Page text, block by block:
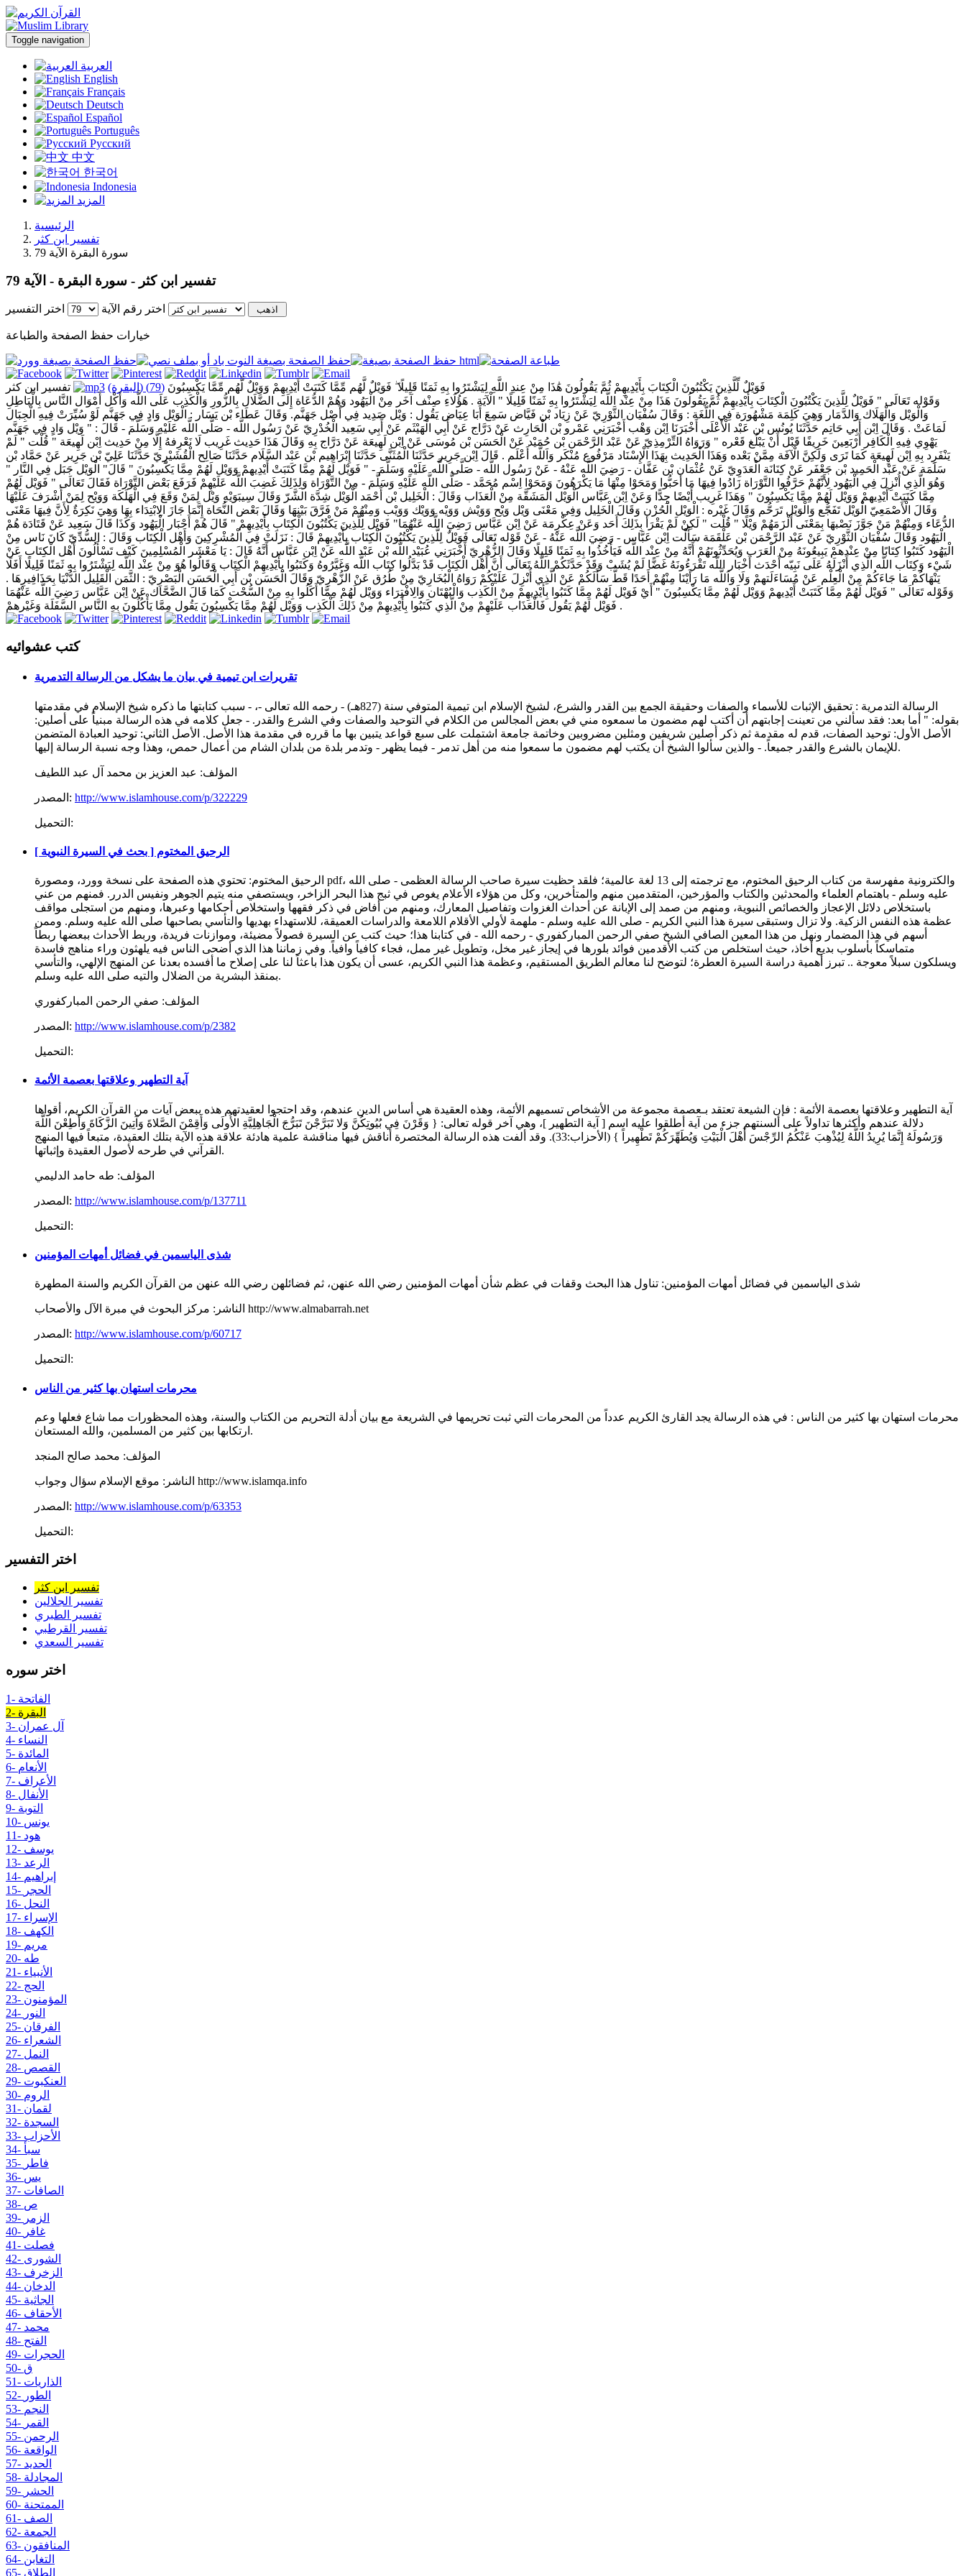
Toggle navigation
العربية
English
Français
Deutsch
Español
Português
Русский
中文
한국어
Indonesia
المزيد
الرئيسية
تفسير ابن كثر
سورة البقرة الآية 79
تفسير ابن كثر - سورة البقرة - الآية 79
اختر رقم الآية اختر التفسير
خيارات حفظ الصفحة والطباعة
فَوَيْلٌ لِّلَّذِينَ يَكْتُبُونَ الْكِتَابَ بِأَيْدِيهِمْ ثُمَّ يَقُولُونَ هَٰذَا مِنْ عِندِ اللَّهِ لِيَشْتَرُوا بِهِ ثَمَنًا قَلِيلًا ۖ فَوَيْلٌ لَّهُم مِّمَّا كَتَبَتْ أَيْدِيهِمْ وَوَيْلٌ لَّهُم مِّمَّا يَكْسِبُونَ (79) (البقرة)
تفسير ابن كثر
وَقَوْله تَعَالَى " فَوَيْلٌ لِلَّذِينَ يَكْتُبُونَ الْكِتَابَ بِأَيْدِيهِمْ ثُمَّ يَقُولُونَ هَذَا مِنْ عِنْد اللَّه لِيَشْتَرُوا بِهِ ثَمَنًا قَلِيلًا " الْآيَة . هَؤُلَاءِ صِنْف آخَر مِنْ الْيَهُود وَهُمْ الدُّعَاة إِلَى الضَّلَال بِالزُّورِ وَالْكَذِب عَلَى اللَّه وَأَكْل أَمْوَال النَّاس بِالْبَاطِلِ
وَالْوَيْل وَالْهَلَاك وَالدَّمَار وَهِيَ كَلِمَة مَشْهُورَة فِي اللُّغَة : وَقَالَ سُفْيَان الثَّوْرِيّ عَنْ زِيَاد بْن فَيَّاض سَمِعَ أَبَا عِيَاض يَقُول : وَيْل صَدِيد فِي أَصْل جَهَنَّم. وَقَالَ عَطَاء بْن يَسَار : الْوَيْل وَادٍ فِي جَهَنَّم لَوْ سُيِّرَتْ فِيهِ الْجِبَال
لَمَاعَتْ . وَقَالَ اِبْن أَبِي حَاتِم حَدَّثَنَا يُونُس بْن عَبْد الْأَعْلَى أَخْبَرَنَا اِبْن وَهْب أَخْبَرَنِي عَمْرو بْن الْحَارِث عَنْ دَرَّاج عَنْ أَبِي الْهَيْثَم عَنْ أَبِي سَعِيد الْخُدْرِيّ عَنْ رَسُول اللَّه - صَلَّى اللَّه عَلَيْهِ وَسَلَّمَ - قَالَ : " وَيْل وَادٍ فِي جَهَنَّم
يَهْوِي فِيهِ الْكَافِر أَرْبَعِينَ خَرِيفًا قَبْل أَنْ يَبْلُغ قَعْره " وَرَوَاهُ التِّرْمِذِيّ عَنْ عَبْد الرَّحْمَن بْن حُمَيْد عَنْ الْحَسَن بْن مُوسَى عَنْ اِبْن لَهِيعَة عَنْ دَرَّاج بِهِ وَقَالَ هَذَا حَدِيث غَرِيب لَا نَعْرِفهُ إِلَّا مِنْ حَدِيث اِبْن لَهِيعَة " قُلْت " لَمْ
يَنْفَرِد بِهِ اِبْن لَهِيعَة كَمَا تَرَى وَلَكِنَّ الْآفَة مِمَّنْ بَعْده وَهَذَا الْحَدِيث بِهَذَا الْإِسْنَاد مَرْفُوع مُنْكَر وَاَللَّه أَعْلَم . قَالَ اِبْن جَرِير حَدَّثَنَا الْمُثَنَّى حَدَّثَنَا إِبْرَاهِيم بْن عَبْد السَّلَام حَدَّثَنَا صَالِح الْقُشَيْرِيّ حَدَّثَنَا عَلِيّ بْن جَرِير عَنْ حَمَّاد بْن
سَلَمَة عَنْ عَبْد الْحَمِيد بْن جَعْفَر عَنْ كِنَانَة الْعَدَوِيّ عَنْ عُثْمَان بْن عَفَّان - رَضِيَ اللَّه عَنْهُ - عَنْ رَسُول اللَّه - صَلَّى اللَّه عَلَيْهِ وَسَلَّمَ - " فَوَيْل لَهُمْ مِمَّا كَتَبَتْ أَيْدِيهمْ وَوَيْل لَهُمْ مِمَّا يَكْسِبُونَ " قَالَ" الْوَيْل جَبَل فِي النَّار "
وَهُوَ الَّذِي أُنْزِلَ فِي الْيَهُود لِأَنَّهُمْ حَرَّفُوا التَّوْرَاة زَادُوا فِيهَا مَا أَحَبُّوا وَمَحَوْا مِنْهَا مَا يَكْرَهُونَ وَمَحَوْا اِسْم مُحَمَّد - صَلَّى اللَّه عَلَيْهِ وَسَلَّمَ - مِنْ التَّوْرَاة وَلِذَلِكَ غَضِبَ اللَّه عَلَيْهِمْ فَرَفَعَ بَعْض التَّوْرَاة فَقَالَ تَعَالَى " فَوَيْل لَهُمْ
مِمَّا كَتَبَتْ أَيْدِيهمْ وَوَيْل لَهُمْ مِمَّا يَكْسِبُونَ " وَهَذَا غَرِيب أَيْضًا جِدًّا وَعَنْ اِبْن عَبَّاس الْوَيْل الْمَشَقَّة مِنْ الْعَذَاب وَقَالَ : الْخَلِيل بْن أَحْمَد الْوَيْل شِدَّة الشَّرّ وَقَالَ سِيبَوَيْهِ وَيْل لِمَنْ وَقَعَ فِي الْهَلَكَة وَوَيْح لِمَنْ أَشْرَفَ عَلَيْهَا
وَقَالَ الْأَصْمَعِيّ الْوَيْل تَفَجُّع وَالْوَيْل تَرَحُّم وَقَالَ غَيْره : الْوَيْل الْحُزْن وَقَالَ الْخَلِيل وَفِي مَعْنَى وَيْل وَيْح وَوَيْش وَوَيْه وَوَيْك وَوَيْب وَمِنْهُمْ مَنْ فَرَّقَ بَيْنهَا وَقَالَ بَعْض النُّحَاة إِنَّمَا جَازَ الِابْتِدَاء بِهَا وَهِيَ نَكِرَةٌ لِأَنَّ فِيهَا مَعْنَى
الدُّعَاء وَمِنْهُمْ مَنْ جَوَّزَ نَصْبهَا بِمَعْنَى أَلْزَمَهُمْ وَيْلًا " قُلْت " لَكِنْ لَمْ يَقْرَأ بِذَلِكَ أَحَد وَعَنْ عِكْرِمَة عَنْ اِبْن عَبَّاس رَضِيَ اللَّه عَنْهُمَا" فَوَيْل لِلَّذِينَ يَكْتُبُونَ الْكِتَاب بِأَيْدِيهِمْ " قَالَ هُمْ أَحْبَار الْيَهُود وَكَذَا قَالَ سَعِيد عَنْ قَتَادَة هُمْ
الْيَهُود وَقَالَ سُفْيَان الثَّوْرِيّ عَنْ عَبْد الرَّحْمَن بْن عَلْقَمَة سَأَلْت اِبْن عَبَّاس - رَضِيَ اللَّه عَنْهُ - عَنْ قَوْله تَعَالَى فَوَيْلٌ لِلَّذِينَ يَكْتُبُونَ الْكِتَاب بِأَيْدِيهِمْ قَالَ : نَزَلَتْ فِي الْمُشْرِكِينَ وَأَهْل الْكِتَاب وَقَالَ : السُّدِّيّ كَانَ نَاس مِنْ
الْيَهُود كَتَبُوا كِتَابًا مِنْ عِنْدهمْ يَبِيعُونَهُ مِنْ الْعَرَب وَيُحَدِّثُونَهُمْ أَنَّهُ مِنْ عِنْد اللَّه فَيَأْخُذُوا بِهِ ثَمَنًا قَلِيلًا وَقَالَ الزُّهْرِيّ أَخْبَرَنِي عُبَيْد اللَّه بْن عَبْد اللَّه عَنْ اِبْن عَبَّاس أَنَّهُ قَالَ : يَا مَعْشَر الْمُسْلِمِينَ كَيْف تَسْأَلُونَ أَهْل الْكِتَاب عَنْ
شَيْء وَكِتَاب اللَّه الَّذِي أَنْزَلَهُ عَلَى نَبِيّه أَحْدَث أَخْبَار اللَّه تَقْرَءُونَهُ غَضًّا لَمْ يُشَبْ وَقَدْ حَدَّثَكُمْ اللَّهُ تَعَالَى أَنَّ أَهْل الْكِتَاب قَدْ بَدَّلُوا كِتَاب اللَّه وَغَيَّرُوهُ وَكَتَبُوا بِأَيْدِيهِمْ الْكِتَاب وَقَالُوا هُوَ مِنْ عِنْد اللَّه لِيَشْتَرُوا بِهِ ثَمَنًا قَلِيلًا أَفَلَا
يَنْهَاكُمْ مَا جَاءَكُمْ مِنْ الْعِلْم عَنْ مُسَاءَلَتهمْ وَلَا وَاَللَّه مَا رَأَيْنَا مِنْهُمْ أَحَدًا قَطُّ سَأَلَكُمْ عَنْ الَّذِي أُنْزِلَ عَلَيْكُمْ رَوَاهُ الْبُخَارِيّ مِنْ طُرُق عَنْ الزُّهْرِيّ وَقَالَ الْحَسَن بْن أَبِي الْحَسَن الْبَصْرِيّ : الثَّمَن الْقَلِيل الدُّنْيَا بِحَذَافِيرِهَا .
وَقَوْله تَعَالَى " فَوَيْل لَهُمْ مِمَّا كَتَبَتْ أَيْدِيهمْ وَوَيْل لَهُمْ مِمَّا يَكْسِبُونَ " أَيْ فَوَيْل لَهُمْ مِمَّا كَتَبُوا بِأَيْدِيهِمْ مِنْ الْكَذِب وَالْبُهْتَان وَالِافْتِرَاء وَوَيْل لَهُمْ مِمَّا أَكَلُوا بِهِ مِنْ السُّحْت كَمَا قَالَ الضَّحَّاك عَنْ اِبْن عَبَّاس رَضِيَ اللَّه عَنْهُمَا
فَوَيْل لَهُمْ يَقُول فَالْعَذَاب عَلَيْهِمْ مِنْ الَّذِي كَتَبُوا بِأَيْدِيهِمْ مِنْ ذَلِكَ الْكَذِب وَوَيْل لَهُمْ مِمَّا يَكْسِبُونَ يَقُول مِمَّا يَأْكُلُونَ بِهِ النَّاس السَّفَلَة وَغَيْرهمْ .
كتب عشوائيه
تقريرات ابن تيمية في بيان ما يشكل من الرسالة التدمرية
الرسالة التدمرية : تحقيق الإثبات للأسماء والصفات وحقيقة الجمع بين القدر والشرع، لشيخ الإسلام ابن تيمية المتوفي سنة (827هـ) - رحمه الله تعالى -، - سبب كتابتها ما ذكره شيخ الإسلام في مقدمتها
بقوله: " أما بعد: فقد سألني من تعينت إجابتهم أن أكتب لهم مضمون ما سمعوه مني في بعض المجالس من الكلام في التوحيد والصفات وفي الشرع والقدر. - جعل كلامه في هذه الرسالة مبنياً على أصلين:
الأصل الأول: توحيد الصفات، قدم له مقدمة ثم ذكر أصلين شريفين ومثلين مضروبين وخاتمة جامعة اشتملت على سبع قواعد يتبين بها ما قرره في مقدمة هذا الأصل. الأصل الثاني: توحيد العبادة المتضمن
للإيمان بالشرع والقدر جميعاً. - والذين سألوا الشيخ أن يكتب لهم مضمون ما سمعوا منه من أهل تدمر - فيما يظهر - وتدمر بلدة من بلدان الشام من أعمال حمص، وهذا وجه نسبة الرسالة إليها.
المؤلف: عبد العزيز بن محمد آل عبد اللطيف
المصدر: http://www.islamhouse.com/p/322229
التحميل:
الرحيق المختوم [ بحث في السيرة النبوية ]
الرحيق المختوم: تحتوي هذه الصفحة على نسخة وورد، ومصورة pdf، والكترونية مفهرسة من كتاب الرحيق المختوم، مع ترجمته إلى 13 لغة عالمية؛ فلقد حظيت سيرة صاحب الرسالة العظمى - صلى الله
عليه وسلم - باهتمام العلماء والمحدثين والكتاب والمؤرخين، المتقدمين منهم والمتأخرين، وكل من هؤلاء الأعلام يغوص في ثبج هذا البحر الزاخر، ويستصفي منه يتيم الجوهر ونفيس الدرر. فمنهم من عني
باستخلاص دلائل الإعجاز والخصائص النبوية، ومنهم من صمد إلى الإبانة عن أحداث الغزوات وتفاصيل المعارك، ومنهم من أفاض في ذكر فقهها واستخلاص أحكامها وعبرها، ومنهم من استجلى مواقف
عظمة هذه النفس الزكية. ولا تزال وستبقى سيرة هذا النبي الكريم - صلى الله عليه وسلم - ملهمة لأولي الأقلام اللامعة والدراسات العميقة، للاستهداء بهديها والتأسي بصاحبها صلى الله عليه وسلم. وممن
أسهم في هذا المضمار ونهل من هذا المعين الصافي الشيخ صفي الرحمن المباركفوري - رحمه الله - في كتابنا هذا؛ حيث كتب عن السيرة فصولاً مضيئة، وموازنات فريدة، وربط الأحداث ببعضها ربطاً
متماسكاً بأسلوب بديع أخاذ، حيث استخلص من كتب الأقدمين فوائد بلورها في إيجاز غير مخل، وتطويل غير ممل، فجاء كافياً وافياً. وفي زماننا هذا الذي أضحى الناس فيه يلهثون وراء مناهج فاسدة
ويسلكون سبلاً معوجة .. تبرز أهمية دراسة السيرة العطرة؛ لتوضح لنا معالم الطريق المستقيم، وعظمة هذا النبي الكريم، عسى أن يكون هذا باعثاً لنا على إصلاح ما أفسده بعدنا عن المنهج الإلهي، والتأسي
بمنقذ البشرية من الضلال والتيه صلى الله عليه وسلم.
المؤلف: صفي الرحمن المباركفوري
المصدر: http://www.islamhouse.com/p/2382
التحميل:
آية التطهير وعلاقتها بعصمة الأئمة
آية التطهير وعلاقتها بعصمة الأئمة : فإن الشيعة تعتقد بـعصمة مجموعة من الأشخاص تسميهم الأئمة، وهذه العقيدة هي أساس الدين عندهم، وقد احتجوا لعقيدتهم هذه ببعض آيات من القرآن الكريم، أقواها
دلالة عندهم وأكثرها تداولاً على ألسنتهم جزء من آية أطلقوا عليه اسم [ آية التطهير ]، وهي آخر قوله تعالى: { وَقَرْنَ فِي بُيُوتِكُنَّ وَلا تَبَرَّجْنَ تَبَرُّجَ الْجَاهِلِيَّةِ الأُولَى وَأَقِمْنَ الصَّلاةَ وَآتِينَ الزَّكَاةَ وَأَطِعْنَ اللَّهَ
وَرَسُولَهُ إِنَّمَا يُرِيدُ اللَّهُ لِيُذْهِبَ عَنْكُمُ الرِّجْسَ أَهْلَ الْبَيْتِ وَيُطَهِّرَكُمْ تَطْهِيراً } (الأحزاب:33). وقد ألفت هذه الرسالة المختصرة أناقش فيها مناقشة علمية هادئة علاقة هذه الآية بتلك العقيدة، متبعاً فيها المنهج
القرآني في طرحه لأصول العقيدة وإثباتها.
المؤلف: طه حامد الدليمي
المصدر: http://www.islamhouse.com/p/137711
التحميل:
شذى الياسمين في فضائل أمهات المؤمنين
شذى الياسمين في فضائل أمهات المؤمنين: تناول هذا البحث وقفات في عظم شأن أمهات المؤمنين رضي الله عنهن، ثم فضائلهن رضي الله عنهن من القرآن الكريم والسنة المطهرة
الناشر: مركز البحوث في مبرة الآل والأصحاب http://www.almabarrah.net
المصدر: http://www.islamhouse.com/p/60717
التحميل:
محرمات استهان بها كثير من الناس
محرمات استهان بها كثير من الناس : في هذه الرسالة يجد القارئ الكريم عدداً من المحرمات التي ثبت تحريمها في الشريعة مع بيان أدلة التحريم من الكتاب والسنة، وهذه المحظورات مما شاع فعلها وعم
ارتكابها بين كثير من المسلمين، والله المستعان.
المؤلف: محمد صالح المنجد
الناشر: موقع الإسلام سؤال وجواب http://www.islamqa.info
المصدر: http://www.islamhouse.com/p/63353
التحميل:
اختر التفسير
تفسير ابن كثر
تفسير الجلالين
تفسير الطبري
تفسير القرطبي
تفسير السعدي
اختر سوره
1- الفاتحة
2- البقرة
3- آل عمران
4- النساء
5- المائدة
6- الأنعام
7- الأعراف
8- الأنفال
9- التوبة
10- يونس
11- هود
12- يوسف
13- الرعد
14- إبراهيم
15- الحجر
16- النحل
17- الإسراء
18- الكهف
19- مريم
20- طه
21- الأنبياء
22- الحج
23- المؤمنون
24- النور
25- الفرقان
26- الشعراء
27- النمل
28- القصص
29- العنكبوت
30- الروم
31- لقمان
32- السجدة
33- الأحزاب
34- سبأ
35- فاطر
36- يس
37- الصافات
38- ص
39- الزمر
40- غافر
41- فصلت
42- الشورى
43- الزخرف
44- الدخان
45- الجاثية
46- الأحقاف
47- محمد
48- الفتح
49- الحجرات
50- ق
51- الذاريات
52- الطور
53- النجم
54- القمر
55- الرحمن
56- الواقعة
57- الحديد
58- المجادلة
59- الحشر
60- الممتحنة
61- الصف
62- الجمعة
63- المنافقون
64- التغابن
65- الطلاق